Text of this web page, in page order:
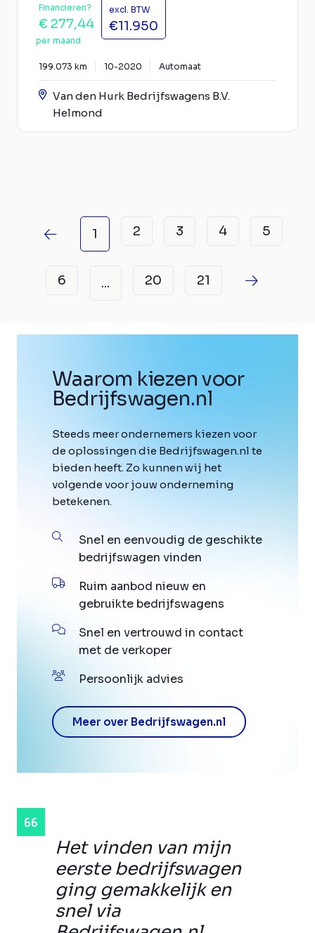
Financieren?
€ 277,44
per maand
excl. BTW
€11.950
199.073 km 10-2020 Automaat
Van den Hurk Bedrijfswagens B.V.
Helmond
1 2 3 4 5
6 ... 20 21
Het vinden van mijn
eerste bedrijfswagen
ging gemakkelijk en
snel via
Waarom kiezen voor
Bedrijfswagen.nl
Steeds meer ondernemers kiezen voor
de oplossingen die Bedrijfswagen.nl te
bieden heeft. Zo kunnen wij het
volgende voor jouw onderneming
betekenen.
Snel en eenvoudig de geschikte
bedrijfswagen vinden
Ruim aanbod nieuw en
gebruikte bedrijfswagens
Snel en vertrouwd in contact
met de verkoper
Persoonlijk advies
Meer over Bedrijfswagen.nl